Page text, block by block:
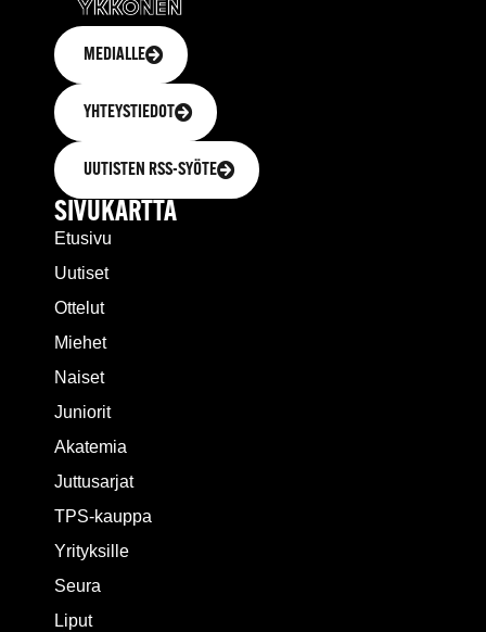
MEDIALLE
YHTEYSTIEDOT
UUTISTEN RSS-SYÖTE
SIVUKARTTA
Etusivu
Uutiset
Ottelut
Miehet
Naiset
Juniorit
Akatemia
Juttusarjat
TPS-kauppa
Yrityksille
Seura
Liput